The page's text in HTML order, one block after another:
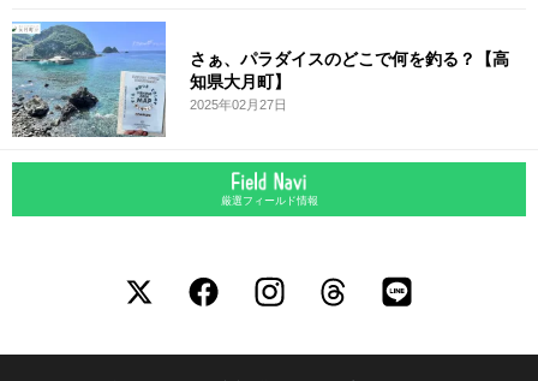
さぁ、パラダイスのどこで何を釣る？【高
知県大月町】
2025年02月27日
厳選フィールド情報